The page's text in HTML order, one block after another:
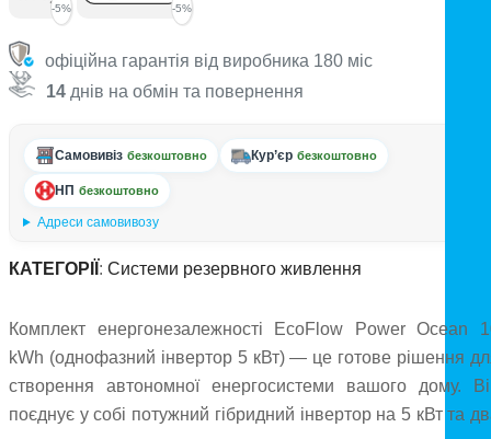
-5% -5%
офіційна гарантія від виробника 180 міс
14 днів на обмін та повернення
Самовивіз безкоштовно Кур’єр безкоштовно
НП безкоштовно
Адреси самовивозу
КАТЕГОРІЇ : Системи резервного живлення
Комплект енергонезалежності EcoFlow Power Ocean
kWh (однофазний інвертор 5 кВт) — це готове рішення
створення автономної енергосистеми вашого дому.
поєднує у собі потужний гібридний інвертор на 5 кВт та